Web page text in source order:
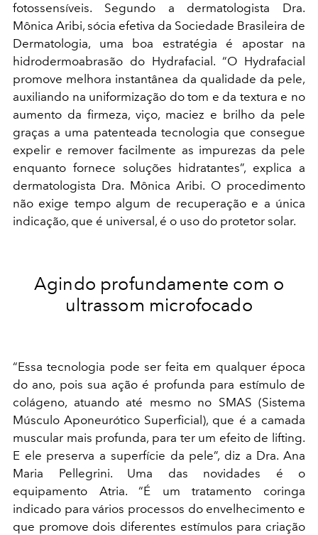
fotossensíveis. Segundo a dermatologista Dra.
Mônica Aribi, sócia efetiva da Sociedade Brasileira de
Dermatologia, uma boa estratégia é apostar na
hidrodermoabrasão do Hydrafacial. “O Hydrafacial
promove melhora instantânea da qualidade da pele,
auxiliando na uniformização do tom e da textura e no
aumento da firmeza, viço, maciez e brilho da pele
graças a uma patenteada tecnologia que consegue
expelir e remover facilmente as impurezas da pele
enquanto fornece soluções hidratantes”, explica a
dermatologista Dra. Mônica Aribi. O procedimento
não exige tempo algum de recuperação e a única
indicação, que é universal, é o uso do protetor solar.
Agindo profundamente com o
ultrassom microfocado
“Essa tecnologia pode ser feita em qualquer época
do ano, pois sua ação é profunda para estímulo de
colágeno, atuando até mesmo no SMAS (Sistema
Músculo Aponeurótico Superficial), que é a camada
muscular mais profunda, para ter um efeito de lifting.
E ele preserva a superfície da pele”, diz a Dra. Ana
Maria Pellegrini. Uma das novidades é o
equipamento Atria. “É um tratamento coringa
indicado para vários processos do envelhecimento e
que promove dois diferentes estímulos para criação